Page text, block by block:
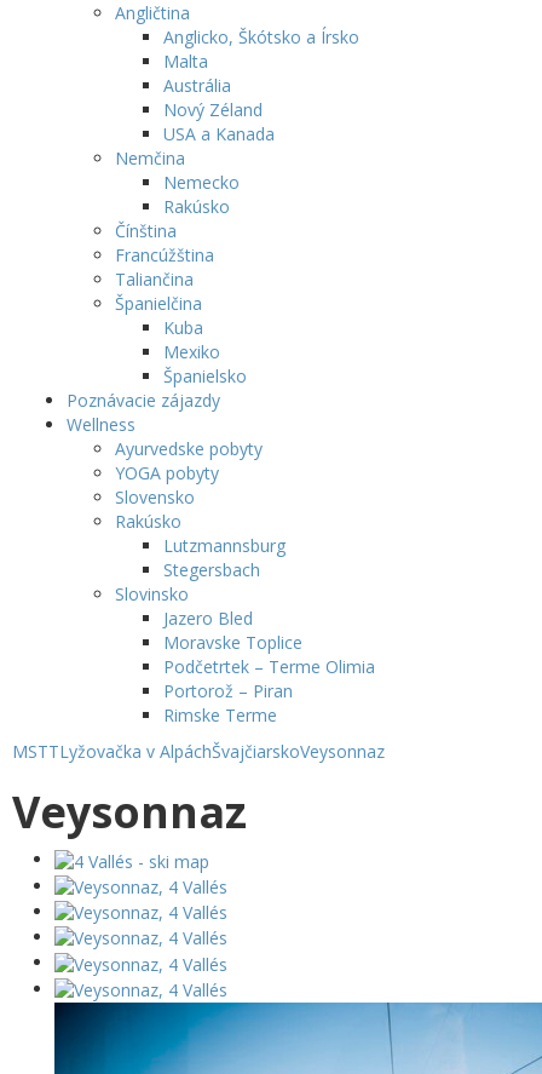
Angličtina
Anglicko, Škótsko a Írsko
Malta
Austrália
Nový Zéland
USA a Kanada
Nemčina
Nemecko
Rakúsko
Čínština
Francúžština
Taliančina
Španielčina
Kuba
Mexiko
Španielsko
Poznávacie zájazdy
Wellness
Ayurvedske pobyty
YOGA pobyty
Slovensko
Rakúsko
Lutzmannsburg
Stegersbach
Slovinsko
Jazero Bled
Moravske Toplice
Podčetrtek – Terme Olimia
Portorož – Piran
Rimske Terme
MSTTLyžovačka v AlpáchŠvajčiarskoVeysonnaz
Veysonnaz